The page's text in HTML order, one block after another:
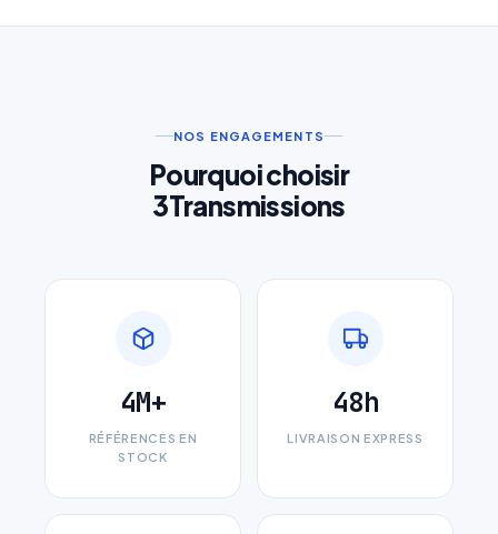
NOS ENGAGEMENTS
Pourquoi choisir
3Transmissions
4M+
RÉFÉRENCES EN
STOCK
48h
LIVRAISON EXPRESS